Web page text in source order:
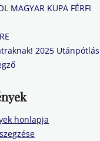
MAGYAR KUPA FÉRFI
2025 Utánpótlás
honlapja